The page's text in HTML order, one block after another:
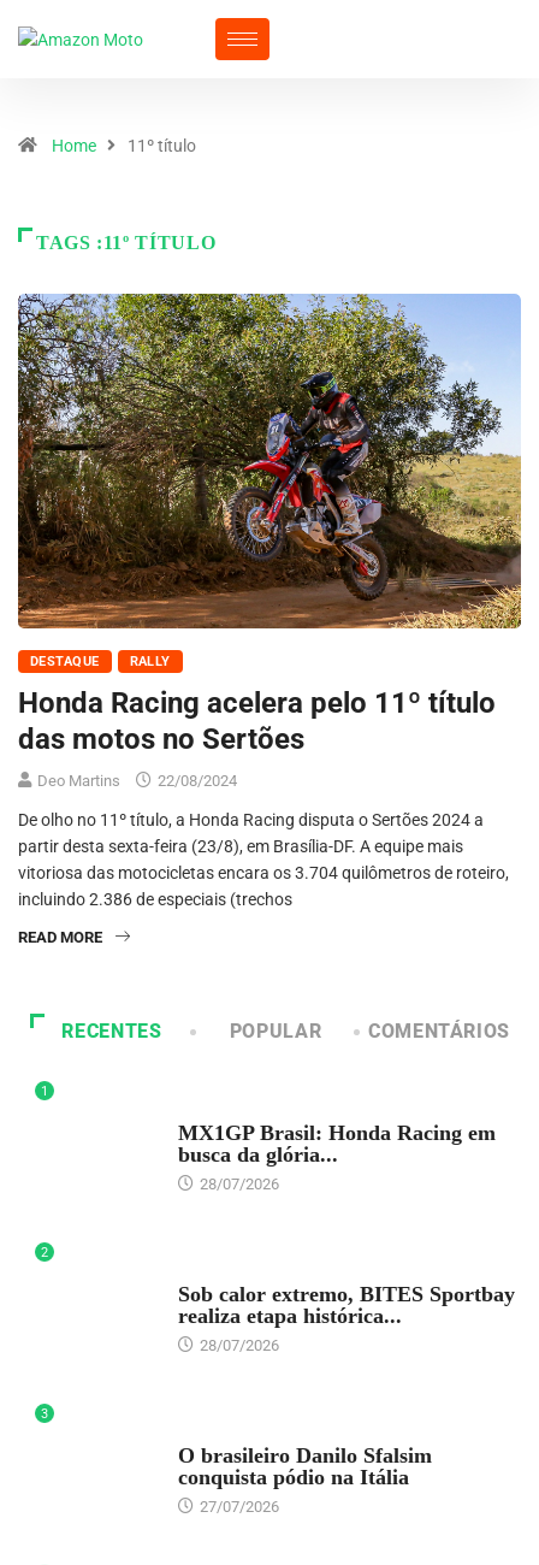
Home 11º título
TAGS :11º TÍTULO
DESTAQUE RALLY
Honda Racing acelera pelo 11º título
das motos no Sertões
Deo Martins 22/08/2024
De olho no 11º título, a Honda Racing disputa o Sertões 2024 a
partir desta sexta-feira (23/8), em Brasília-DF. A equipe mais
vitoriosa das motocicletas encara os 3.704 quilômetros de roteiro,
incluindo 2.386 de especiais (trechos
READ MORE
RECENTES POPULAR COMENTÁRIOS
1
MX1GP Brasil: Honda Racing em
busca da glória...
28/07/2026
2
Sob calor extremo, BITES Sportbay
realiza etapa histórica...
28/07/2026
3
O brasileiro Danilo Sfalsim
conquista pódio na Itália
27/07/2026